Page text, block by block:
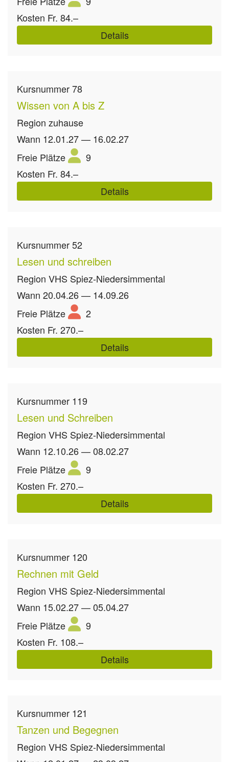
Kosten Fr. 84.–
Details
Kursnummer78
Wissen von A bis Z
Region zuhause
Wann 12.01.27 — 16.02.27
Freie Plätze
9
Kosten Fr. 84.–
Details
Kursnummer52
Lesen und schreiben
Region VHS Spiez-Niedersimmental
Wann 20.04.26 — 14.09.26
Freie Plätze
2
Kosten Fr. 270.–
Details
Kursnummer 119
Lesen und Schreiben
Region VHS Spiez-Niedersimmental
Wann 12.10.26 — 08.02.27
Freie Plätze
9
Kosten Fr. 270.–
Details
Kursnummer 120
Rechnen mit Geld
Region VHS Spiez-Niedersimmental
Wann 15.02.27 — 05.04.27
Freie Plätze
9
Kosten Fr. 108.–
Details
Kursnummer 121
Tanzen und Begegnen
Region VHS Spiez-Niedersimmental